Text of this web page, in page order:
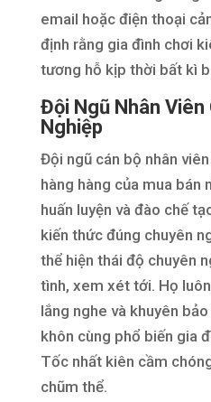
email hoặc điện thoại
định rằng gia đình chơi
tương hỗ kịp thời bất kì
Đội Ngũ Nhân Viên
Nghiệp
Đội ngũ cán bộ nhân
hàng hàng của mua bán
huấn luyện và đào chế
kiến thức đúng chuyên
thể hiện thái độ chuyên
tình, xem xét tới. Họ
lắng nghe và khuyên
khôn cùng phổ biến gia
Tốc nhất kiên cầm
chũm thể.